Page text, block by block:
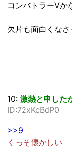
コンバトラーVか
欠片も面白くな
10: 激熱と申した
ID:72xKcBdP0
>>9
くっそ懐かしい